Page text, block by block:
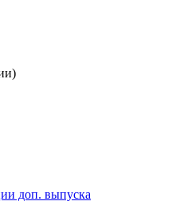
доп. выпуска